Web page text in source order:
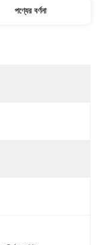
পণ্যের বর্ণনা